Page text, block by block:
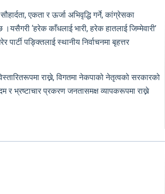
एकता र ऊर्जा अभिवृद्धि गर्ने, कांग्रेसका
‘हरेक काँधलाई भारी, हरेक हातलाई जिम्मेवारी’
पार्टी पङ्क्तिलाई स्थानीय निर्वाचनमा बृहत्तर
राख्ने, विगतमा नेकपाको नेतृत्वको सरकारको
र भ्रष्टाचार प्रकरण जनतासमक्ष व्यापकरूपमा राख्ने